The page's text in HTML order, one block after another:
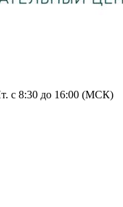
с 8:30 до 16:00 (МСК)